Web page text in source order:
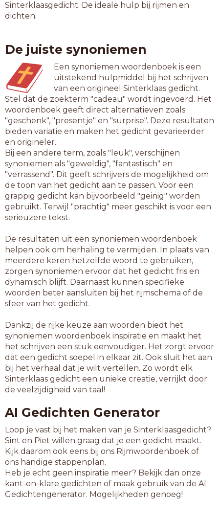
Sinterklaasgedicht. De ideale hulp bij rijmen en
dichten.
De juiste synoniemen
Een synoniemen woordenboek is een
uitstekend hulpmiddel bij het schrijven
van een origineel Sinterklaas gedicht.
Stel dat de zoekterm "cadeau" wordt ingevoerd. Het
woordenboek geeft direct alternatieven zoals
"geschenk", "presentje" en "surprise". Deze resultaten
bieden variatie en maken het gedicht gevarieerder
en origineler.
Bij een andere term, zoals "leuk", verschijnen
synoniemen als "geweldig", "fantastisch" en
"verrassend". Dit geeft schrijvers de mogelijkheid om
de toon van het gedicht aan te passen. Voor een
grappig gedicht kan bijvoorbeeld "geinig" worden
gebruikt. Terwijl "prachtig" meer geschikt is voor een
serieuzere tekst.
De resultaten uit een synoniemen woordenboek
helpen ook om herhaling te vermijden. In plaats van
meerdere keren hetzelfde woord te gebruiken,
zorgen synoniemen ervoor dat het gedicht fris en
dynamisch blijft. Daarnaast kunnen specifieke
woorden beter aansluiten bij het rijmschema of de
sfeer van het gedicht.
Dankzij de rijke keuze aan woorden biedt het
synoniemen woordenboek inspiratie en maakt het
het schrijven een stuk eenvoudiger. Het zorgt ervoor
dat een gedicht soepel in elkaar zit. Ook sluit het aan
bij het verhaal dat je wilt vertellen. Zo wordt elk
Sinterklaas gedicht een unieke creatie, verrijkt door
de veelzijdigheid van taal!
AI Gedichten Generator
Loop je vast bij het maken van je Sinterklaasgedicht?
Sint en Piet willen graag dat je een gedicht maakt.
Kijk daarom ook eens bij ons Rijmwoordenboek of
ons handige stappenplan.
Heb je echt geen inspiratie meer? Bekijk dan onze
kant-en-klare gedichten of maak gebruik van de AI
Gedichtengenerator. Mogelijkheden genoeg!